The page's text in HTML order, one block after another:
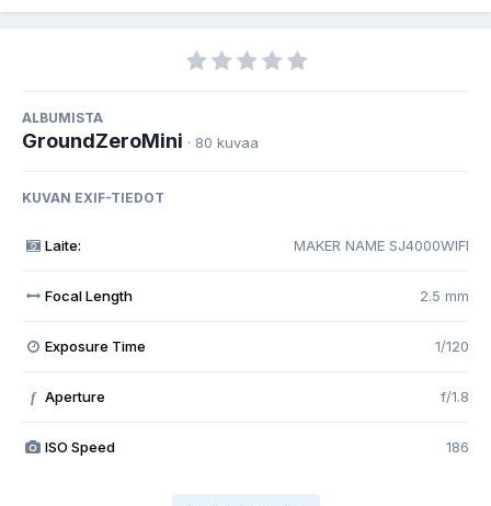
ALBUMISTA
GroundZeroMini · 80 kuvaa
KUVAN EXIF-TIEDOT
Laite: MAKER NAME SJ4000WIFI
Focal Length 2.5 mm
Exposure Time 1/120
f Aperture f/1.8
ISO Speed 186